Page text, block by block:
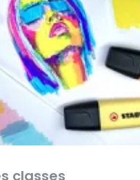
classes